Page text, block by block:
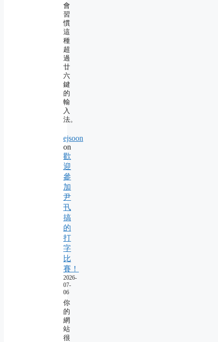
會
習
慣
這
種
超
過
廿
六
鍵
的
輸
入
法。
ejsoon
on
歡
迎
參
加
尹
卂
搞
的
打
字
比
賽！
2026-
07-
06
你
的
網
站
很